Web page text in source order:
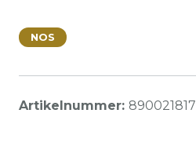
NOS
Artikelnummer: 890021817